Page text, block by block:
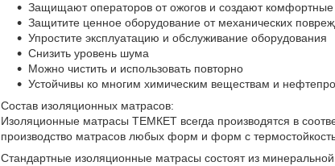
Защищают операторов от ожогов и создают комфортные
Защитите ценное оборудование от механических
Упростите эксплуатацию и обслуживание оборудования
Снизить уровень шума
Можно чистить и использовать повторно
Устойчивы ко многим химическим веществам и
Состав изоляционных матрасов:
Изоляционные матрасы ТЕМКЕТ всегда производятся в
производство матрасов любых форм и форм с
Стандартные изоляционные матрасы состоят из